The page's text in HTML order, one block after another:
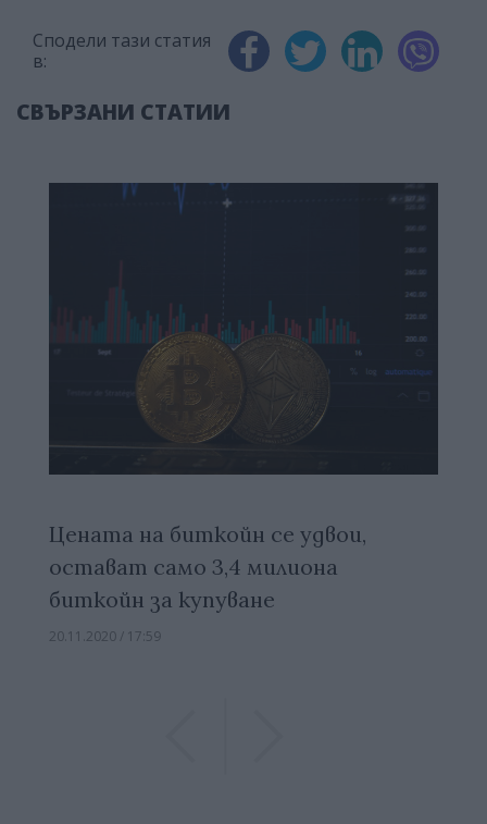
Сподели тази статия
в:
СВЪРЗАНИ СТАТИИ
Цената на биткойн се удвои,
остават само 3,4 милиона
биткойн за купуване
20.11.2020 / 17:59